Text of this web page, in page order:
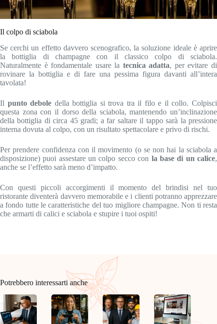
Il colpo di sciabola
Se cerchi un effetto davvero scenografico, la soluzione ideale è aprire
la bottiglia di champagne con il classico colpo di sciabola.
Naturalmente è fondamentale usare la tecnica adatta, per evitare di
rovinare la bottiglia e di fare una pessima figura davanti all’intera
tavolata!
Il punto debole della bottiglia si trova tra il filo e il collo. Colpisci
questa zona con il dorso della sciabola, mantenendo un’inclinazione
della bottiglia di circa 45 gradi; a far saltare il tappo sarà la pressione
interna dovuta al colpo, con un risultato spettacolare e privo di rischi.
Per prendere confidenza con il movimento (o se non hai la sciabola a
disposizione) puoi assestare un colpo secco con la base di un calice,
anche se l’effetto sarà meno d’impatto.
Con questi piccoli accorgimenti il momento del brindisi nel tuo
ristorante diventerà davvero memorabile e i clienti potranno apprezzare
a fondo tutte le caratteristiche del tuo migliore champagne. Non ti resta
che armarti di calici e sciabola e stupire i tuoi ospiti!
Potrebbero interessarti anche